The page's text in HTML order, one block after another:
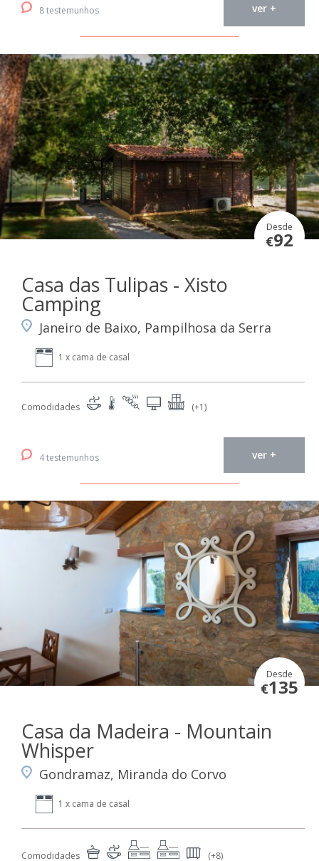
8 testemunhos ver +
Desde
€92
Casa das Tulipas - Xisto
Camping
Janeiro de Baixo, Pampilhosa da Serra
1 x cama de casal
Comodidades (+1)
4 testemunhos ver +
Desde
€135
Casa da Madeira - Mountain
Whisper
Gondramaz, Miranda do Corvo
1 x cama de casal
Comodidades (+8)